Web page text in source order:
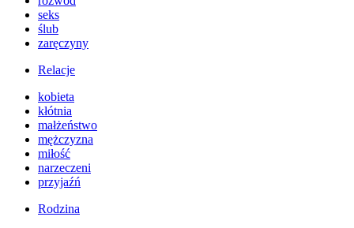
seks
ślub
zaręczyny
Relacje
kobieta
kłótnia
małżeństwo
mężczyzna
miłość
narzeczeni
przyjaźń
Rodzina